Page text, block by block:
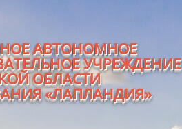
АВТОНОМНОЕ
УЧРЕЖДЕНИЕ
ОБЛАСТИ
«ЛАПЛАНДИЯ»